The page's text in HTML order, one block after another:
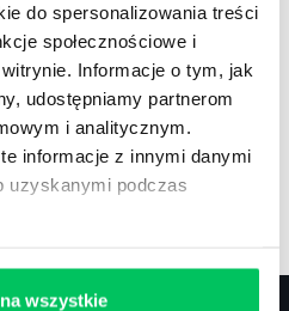
do spersonalizowania treści
społecznościowe i
Informacje o tym, jak
udostępniamy partnerom
i analitycznym.
informacje z innymi danymi
uzyskanymi podczas
wszystkie